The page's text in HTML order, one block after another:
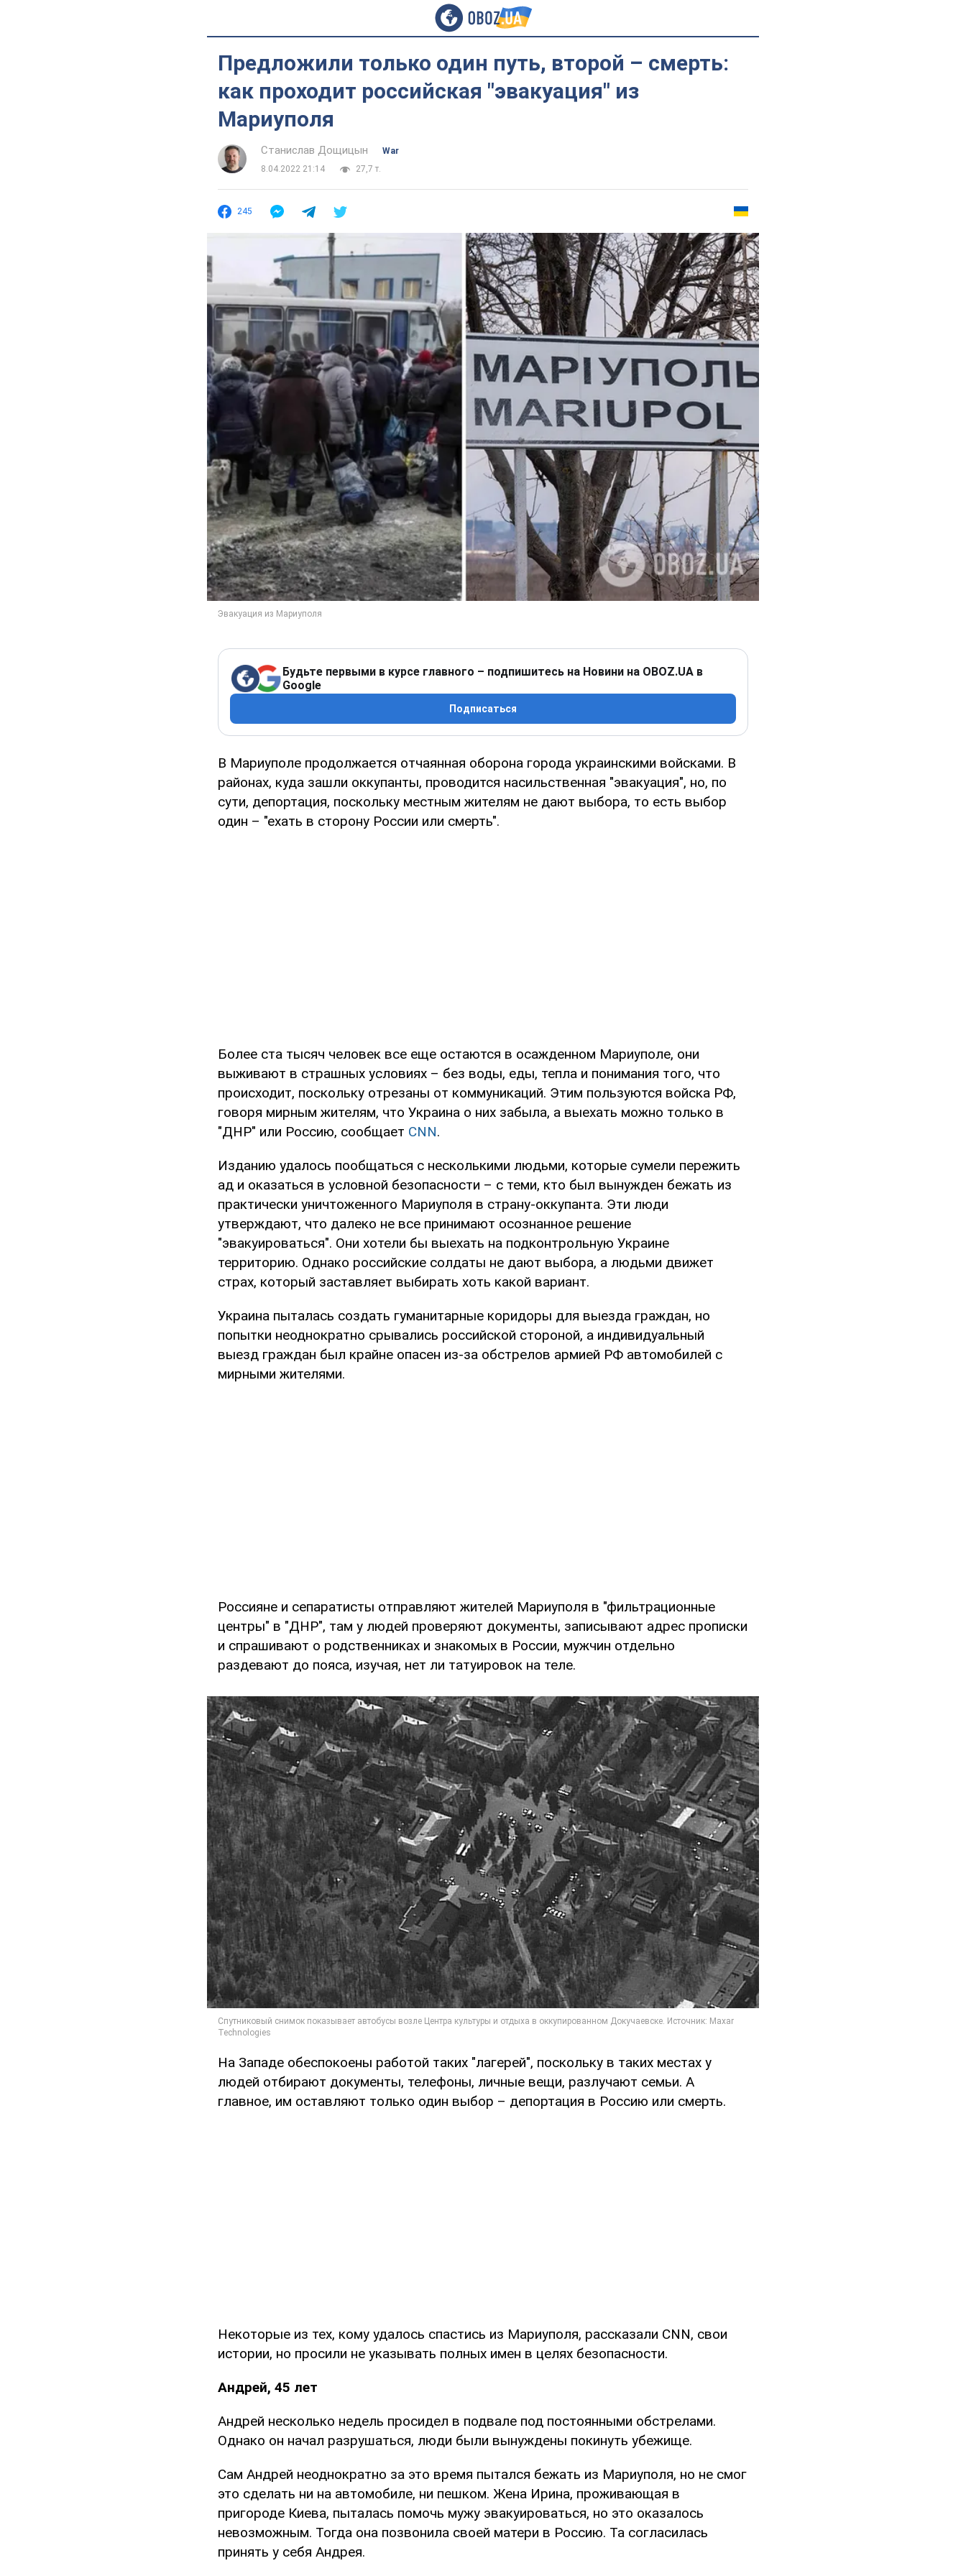
Предложили только один путь, второй ­– смерть:
как проходит российская "эвакуация" из
Мариуполя
Станислав Дощицын
War
8.04.2022 21:14
27,7 т.
245
Будьте первыми в курсе главного – подпишитесь на Новини на OBOZ.UA в
Google
Подписаться
В Мариуполе продолжается отчаянная оборона города украинскими войсками. В
районах, куда зашли оккупанты, проводится насильственная "эвакуация", но, по
сути, депортация, поскольку местным жителям не дают выбора, то есть выбор
один ­– "ехать в сторону России или смерть".
Более ста тысяч человек все еще остаются в осажденном Мариуполе, они
выживают в страшных условиях – без воды, еды, тепла и понимания того, что
происходит, поскольку отрезаны от коммуникаций. Этим пользуются войска РФ,
говоря мирным жителям, что Украина о них забыла, а выехать можно только в
"ДНР" или Россию, сообщает CNN.
Изданию удалось пообщаться с несколькими людьми, которые сумели пережить
ад и оказаться в условной безопасности – с теми, кто был вынужден бежать из
практически уничтоженного Мариуполя в страну-оккупанта. Эти люди
утверждают, что далеко не все принимают осознанное решение
"эвакуироваться". Они хотели бы выехать на подконтрольную Украине
территорию. Однако российские солдаты не дают выбора, а людьми движет
страх, который заставляет выбирать хоть какой вариант.
Украина пыталась создать гуманитарные коридоры для выезда граждан, но
попытки неоднократно срывались российской стороной, а индивидуальный
выезд граждан был крайне опасен из-за обстрелов армией РФ автомобилей с
мирными жителями.
Россияне и сепаратисты отправляют жителей Мариуполя в "фильтрационные
центры" в "ДНР", там у людей проверяют документы, записывают адрес прописки
и спрашивают о родственниках и знакомых в России, мужчин отдельно
раздевают до пояса, изучая, нет ли татуировок на теле.
На Западе обеспокоены работой таких "лагерей", поскольку в таких местах у
людей отбирают документы, телефоны, личные вещи, разлучают семьи. А
главное, им оставляют только один выбор – депортация в Россию или смерть.
Некоторые из тех, кому удалось спастись из Мариуполя, рассказали CNN, свои
истории, но просили не указывать полных имен в целях безопасности.
Андрей, 45 лет
Андрей несколько недель просидел в подвале под постоянными обстрелами.
Однако он начал разрушаться, люди были вынуждены покинуть убежище.
Сам Андрей неоднократно за это время пытался бежать из Мариуполя, но не смог
это сделать ни на автомобиле, ни пешком. Жена Ирина, проживающая в
пригороде Киева, пыталась помочь мужу эвакуироваться, но это оказалось
невозможным. Тогда она позвонила своей матери в Россию. Та согласилась
принять у себя Андрея.